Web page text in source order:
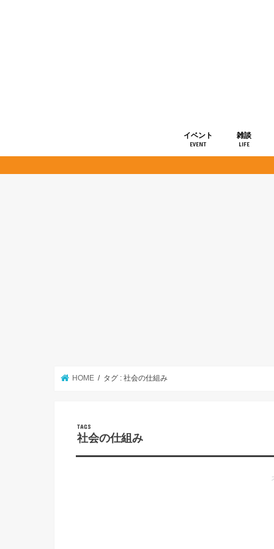
イベント
EVENT
雑談
LIFE
HOME タグ : 社会の仕組み
社会の仕組み